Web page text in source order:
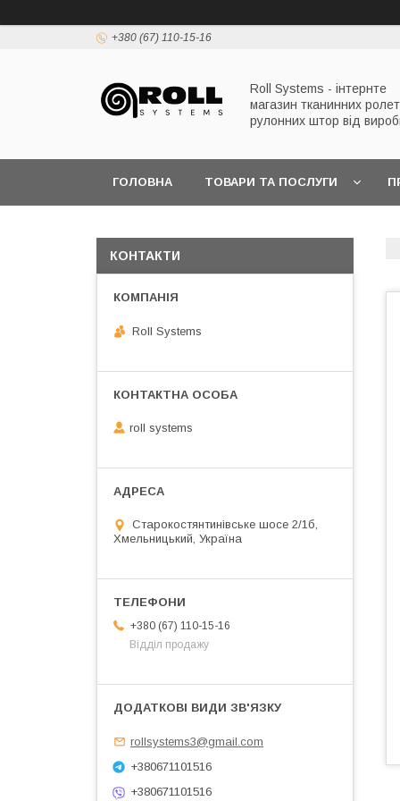
+380 (67) 110-15-16
Roll Systems - інтернте
магазин тканинних
рулонних штор від
ГОЛОВНА ТОВАРИ ТА ПОСЛУГИ
КОНТАКТИ
Roll Systems
roll systems
Старокостянтинівське шосе 2/1б,
Хмельницький, Україна
+380 (67) 110-15-16
Відділ продажу
rollsystems3@gmail.com
+380671101516
+380671101516